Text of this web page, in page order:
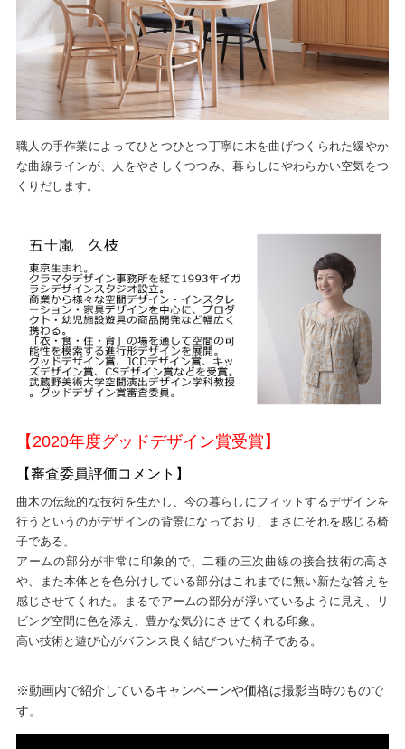
職人の手作業によってひとつひとつ丁寧に木を曲げつくられた緩やか
な曲線ラインが、人をやさしくつつみ、暮らしにやわらかい空気をつ
くりだします。
【2020年度グッドデザイン賞受賞】
【審査委員評価コメント】
曲木の伝統的な技術を生かし、今の暮らしにフィットするデザインを
行うというのがデザインの背景になっており、まさにそれを感じる椅
子である。
アームの部分が非常に印象的で、二種の三次曲線の接合技術の高さ
や、また本体とを色分けしている部分はこれまでに無い新たな答えを
感じさせてくれた。まるでアームの部分が浮いているように見え、リ
ビング空間に色を添え、豊かな気分にさせてくれる印象。
高い技術と遊び心がバランス良く結びついた椅子である。
※動画内で紹介しているキャンペーンや価格は撮影当時のもので
す。